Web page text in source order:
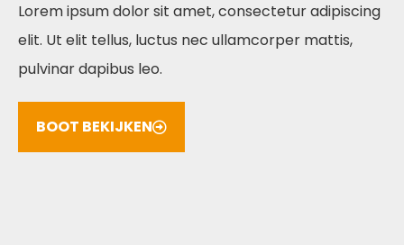
Lorem ipsum dolor sit amet, consectetur adipiscing
elit. Ut elit tellus, luctus nec ullamcorper mattis,
pulvinar dapibus leo.
BOOT BEKIJKEN